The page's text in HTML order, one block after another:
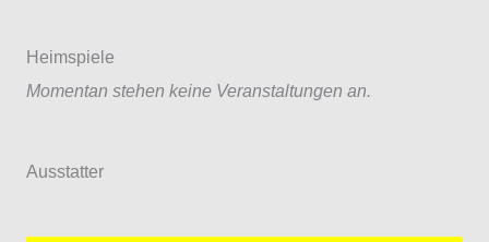
Heimspiele
Momentan stehen keine Veranstaltungen an.
Ausstatter